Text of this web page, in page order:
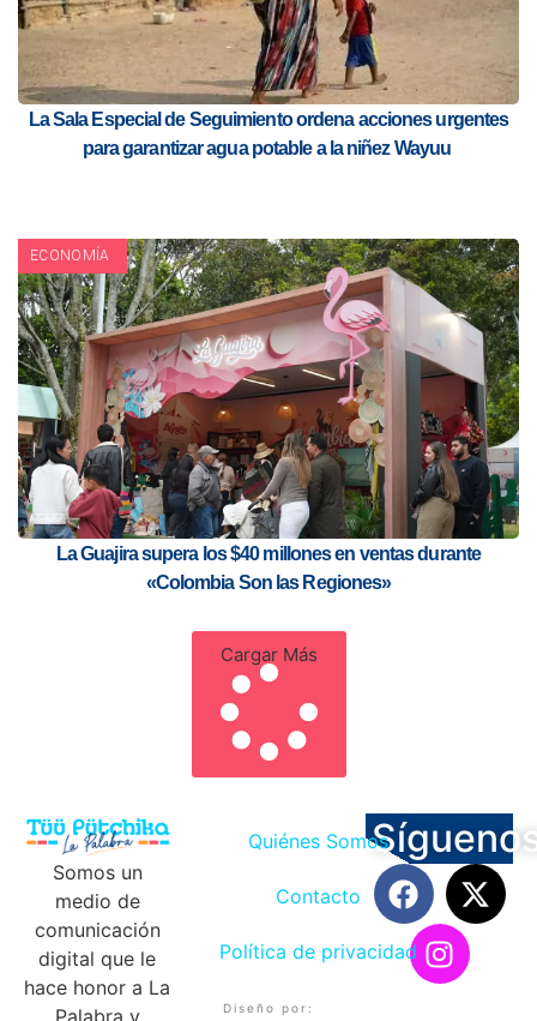
La Sala Especial de Seguimiento ordena acciones urgentes
para garantizar agua potable a la niñez Wayuu
ECONOMÍA
La Guajira supera los $40 millones en ventas durante
«Colombia Son las Regiones»
Cargar Más
Somos un
medio de
comunicación
digital que le
hace honor a La
Quiénes Somos
Contacto
Política de privacidad
Diseño por: